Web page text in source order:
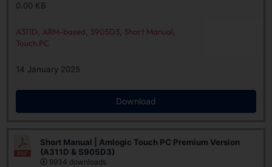
0.00 KB
A311D ARM-based S905D3 Short Manual
Touch PC
14 January 2025
Download
Short Manual | Amlogic Touch PC Premium Version
(A311D & S905D3)
9934 downloads